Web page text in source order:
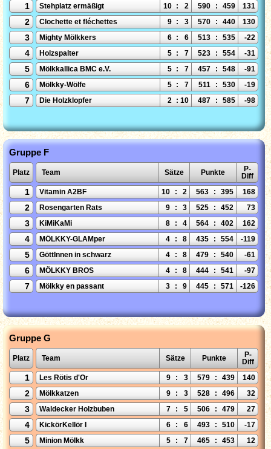
1 Stehplatz ermäßigt 10 : 2 590 : 459 131
2 Clochette et fléchettes 9 : 3 570 : 440 130
3 Mighty Mölkkers 6 : 6 513 : 535 -22
4 Holzspalter 5 : 7 523 : 554 -31
5 Mölkkallica BMC e.V. 5 : 7 457 : 548 -91
6 Mölkky-Wölfe 5 : 7 511 : 530 -19
7 Die Holzklopfer 2 : 10 487 : 585 -98
Gruppe F
Platz Team Sätze Punkte
P-
Diff
1 Vitamin A2BF 10 : 2 563 : 395 168
2 Rosengarten Rats 9 : 3 525 : 452 73
3 KiMiKaMi 8 : 4 564 : 402 162
4 MÖLKKY-GLAMper 4 : 8 435 : 554 -119
5 GöttInnen in schwarz 4 : 8 479 : 540 -61
6 MÖLKKY BROS 4 : 8 444 : 541 -97
7 Mölkky en passant 3 : 9 445 : 571 -126
Gruppe G
Platz Team Sätze Punkte
P-
Diff
1 Les Rötis d'Or 9 : 3 579 : 439 140
2 Mölkkatzen 9 : 3 528 : 496 32
3 Waldecker Holzbuben 7 : 5 506 : 479 27
4 KickörKellör I 6 : 6 493 : 510 -17
5 Minion Mölkk 5 : 7 465 : 453 12